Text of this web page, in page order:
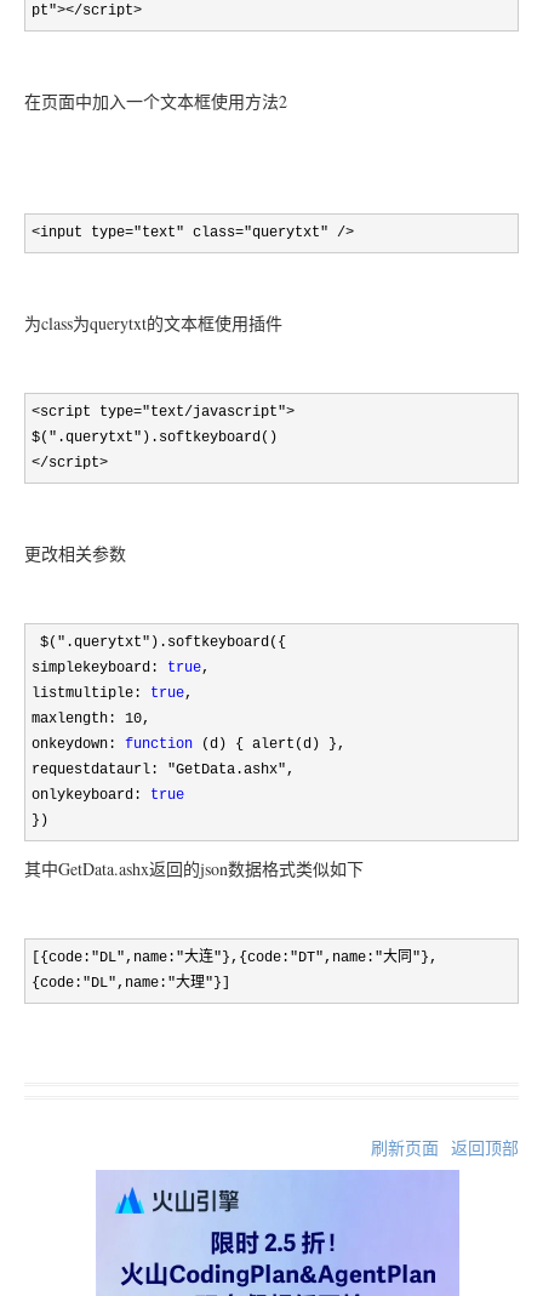
pt"></script>
在页面中加入一个文本框使用方法2
<input type="text" class="querytxt" />
为class为querytxt的文本框使用插件
<script type="text/javascript">
$(".querytxt").softkeyboard()
</script>
更改相关参数
$(".querytxt").softkeyboard({
simplekeyboard: true,
listmultiple: true,
maxlength: 10,
onkeydown: function (d) { alert(d) },
requestdataurl: "GetData.ashx",
onlykeyboard: true
})
其中GetData.ashx返回的json数据格式类似如下
[{code:"DL",name:"大连"},{code:"DT",name:"大同"},
{code:"DL",name:"大理"}]
刷新页面 返回顶部